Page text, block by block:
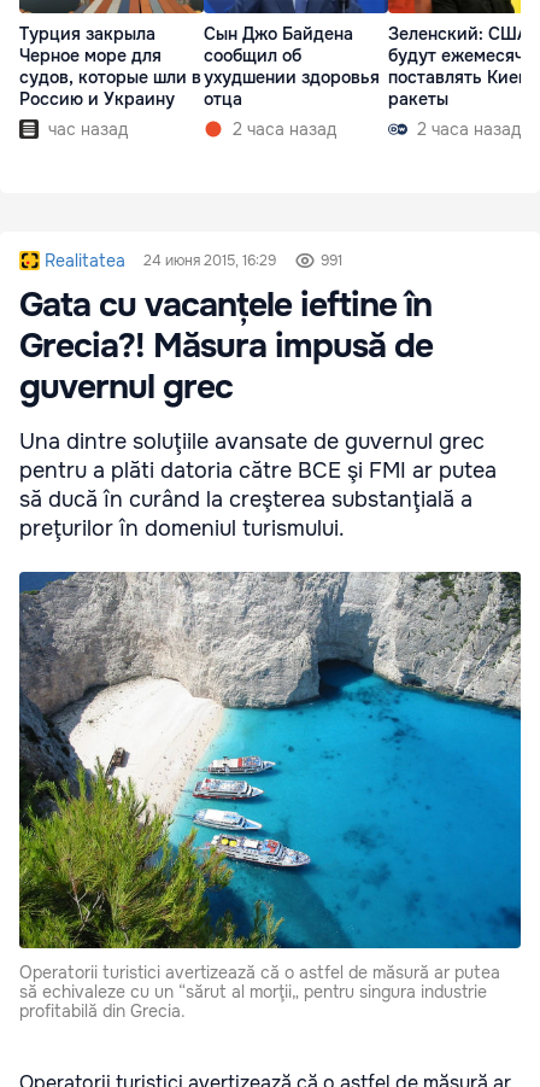
Турция закрыла
Черное море для
судов, которые шли в
Россию и Украину
час назад
Сын Джо Байдена
сообщил об
ухудшении здоровья
отца
2 часа назад
Зеленский: США
будут
поставлять Киеву
ракеты
2 часа назад
Realitatea 24 июня 2015, 16:29 991
Gata cu vacanțele ieftine în
Grecia?! Măsura impusă de
guvernul grec
Una dintre soluţiile avansate de guvernul grec
pentru a plăti datoria către BCE şi FMI ar putea
să ducă în curând la creşterea substanţială a
preţurilor în domeniul turismului.
Operatorii turistici avertizează că o astfel de măsură ar putea
să echivaleze cu un “sărut al morţii„ pentru singura industrie
profitabilă din Grecia.